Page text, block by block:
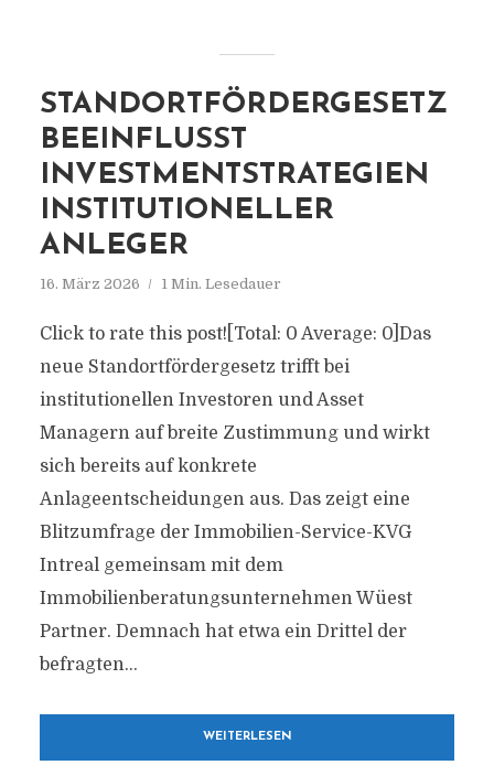
STANDORTFÖRDERGESETZ
BEEINFLUSST
INVESTMENTSTRATEGIEN
INSTITUTIONELLER
ANLEGER
16. März 2026 1 Min. Lesedauer
Click to rate this post![Total: 0 Average: 0]Das
neue Standortfördergesetz trifft bei
institutionellen Investoren und Asset
Managern auf breite Zustimmung und wirkt
sich bereits auf konkrete
Anlageentscheidungen aus. Das zeigt eine
Blitzumfrage der Immobilien-Service-KVG
Intreal gemeinsam mit dem
Immobilienberatungsunternehmen Wüest
Partner. Demnach hat etwa ein Drittel der
befragten...
WEITERLESEN